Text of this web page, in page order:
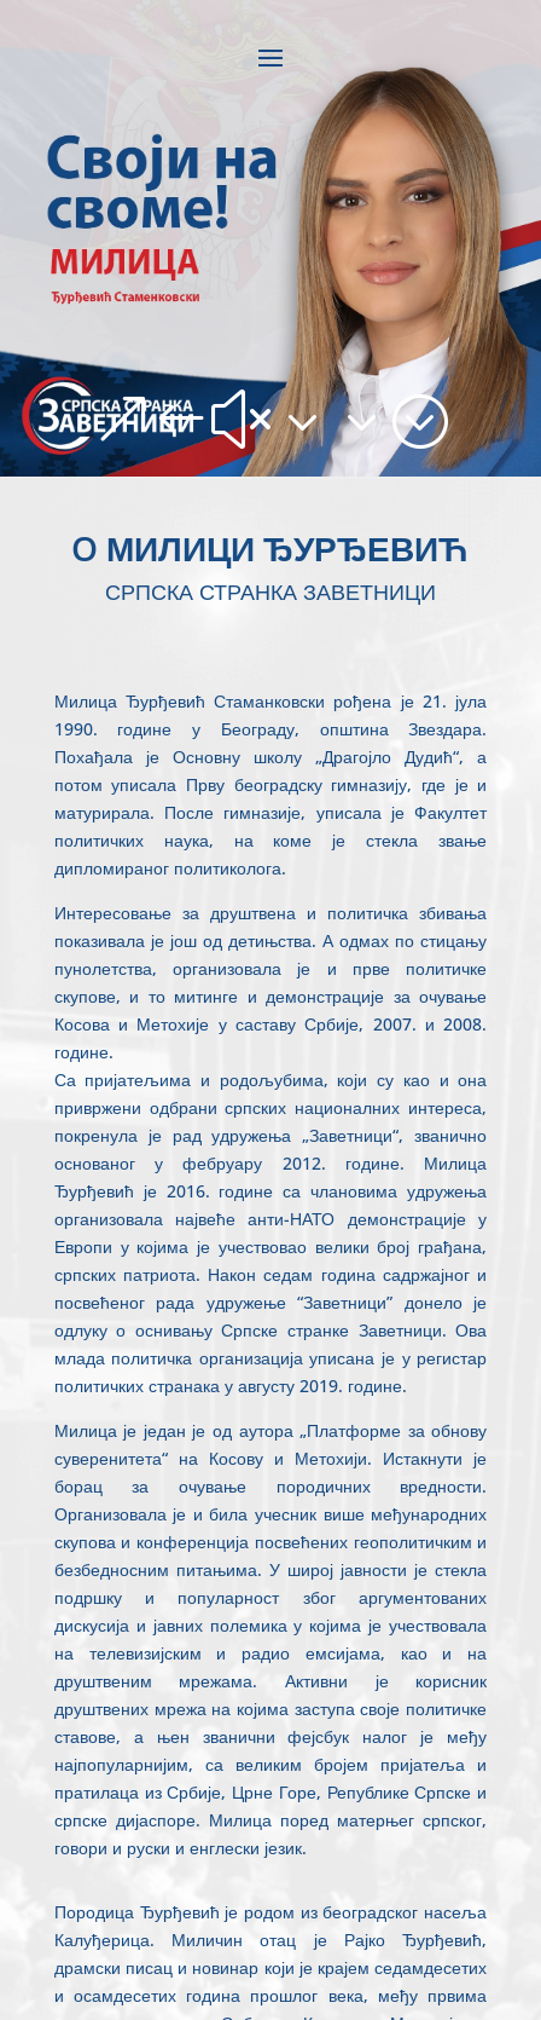
&#x33;
O МИЛИЦИ ЂУРЂЕВИЋ
СРПСКА СТРАНКА ЗАВЕТНИЦИ
Милица Ђурђевић Стаманковски рођена је 21. јула
1990. године у Београду, општина Звездара.
Похађала је Основну школу „Драгојло Дудић“, а
потом уписала Прву београдску гимназију, где је и
матурирала. После гимназије, уписала је Факултет
политичких наука, на коме је стекла звање
дипломираног политиколога.
Интересовање за друштвена и политичка збивања
показивала је још од детињства. А одмах по стицању
пунолетства, организовала је и прве политичке
скупове, и то митинге и демонстрације за очување
Косова и Метохије у саставу Србије, 2007. и 2008.
године.
Са пријатељима и родољубима, који су као и она
привржени одбрани српских националних интереса,
покренула је рад удружења „Заветници“, званично
основаног у фебруару 2012. године. Милица
Ђурђевић је 2016. године са члановима удружења
организовала највеће анти-НАТО демонстрације у
Европи у којима је учествовао велики број грађана,
српских патриота. Након седам година садржајног и
посвећеног рада удружење “Заветници” донело је
одлуку о оснивању Српске странке Заветници. Ова
млада политичка организација уписана је у регистар
политичких странака у августу 2019. године.
Милица је један је од аутора „Платформе за обнову
суверенитета“ на Косову и Метохији. Истакнути је
борац за очување породичних вредности.
Организовала је и била учесник више међународних
скупова и конференција посвећених геополитичким и
безбедносним питањима. У широј јавности је стекла
подршку и популарност због аргументованих
дискусија и јавних полемика у којима је учествовала
на телевизијским и радио емсијама, као и на
друштвеним мрежама. Активни је корисник
друштвених мрежа на којима заступа своје политичке
ставове, а њен званични фејсбук налог је међу
најпопуларнијим, са великим бројем пријатеља и
пратилаца из Србије, Црне Горе, Републике Српске и
српске дијаспоре. Милица поред матерњег српског,
говори и руски и енглески језик.
Породица Ђурђевић је родом из београдског насеља
Калуђерица. Миличин отац је Рајко Ђурђевић,
драмски писац и новинар који је крајем седамдесетих
и осамдесетих година прошлог века, међу првима